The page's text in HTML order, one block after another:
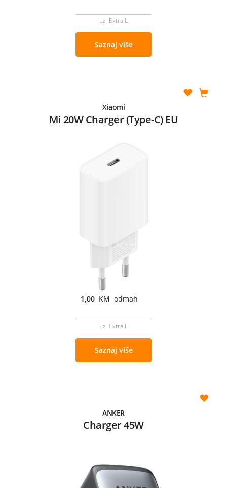
uz Extra L
Saznaj više
Xiaomi
Mi 20W Charger (Type-C) EU
1,00 KM odmah
uz Extra L
Saznaj više
ANKER
Charger 45W